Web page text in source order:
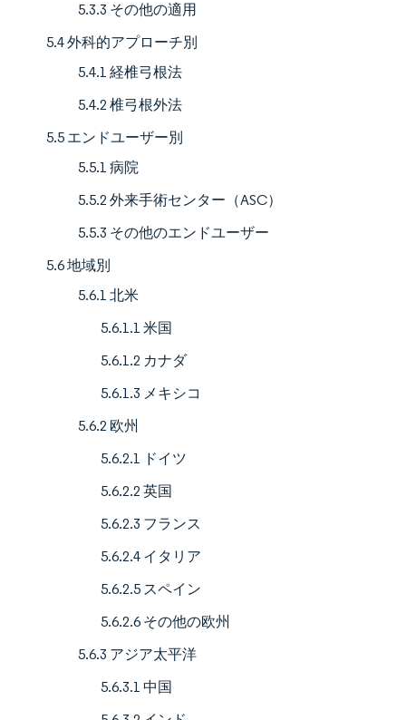
5.3.3 その他の適用
5.4 外科的アプローチ別
5.4.1 経椎弓根法
5.4.2 椎弓根外法
5.5 エンドユーザー別
5.5.1 病院
5.5.2 外来手術センター（ASC）
5.5.3 その他のエンドユーザー
5.6 地域別
5.6.1 北米
5.6.1.1 米国
5.6.1.2 カナダ
5.6.1.3 メキシコ
5.6.2 欧州
5.6.2.1 ドイツ
5.6.2.2 英国
5.6.2.3 フランス
5.6.2.4 イタリア
5.6.2.5 スペイン
5.6.2.6 その他の欧州
5.6.3 アジア太平洋
5.6.3.1 中国